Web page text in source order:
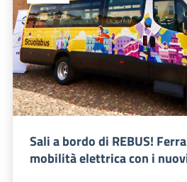
Sali a bordo di REBUS!
mobilità elettrica con i